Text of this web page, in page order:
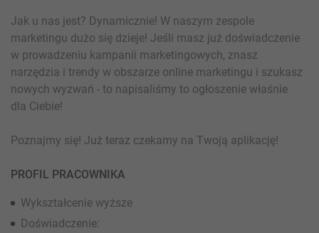
Jak u nas jest? Dynamicznie! W naszym zespole
marketingu dużo się dzieje! Jeśli masz już doświadczenie
w prowadzeniu kampanii marketingowych, znasz
narzędzia i trendy w obszarze online marketingu i szukasz
nowych wyzwań - to napisaliśmy to ogłoszenie właśnie
dla Ciebie!
Poznajmy się! Już teraz czekamy na Twoją aplikację!
PROFIL PRACOWNIKA
Wykształcenie wyższe
Doświadczenie: